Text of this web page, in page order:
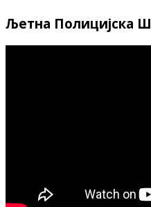
Љетна Полицијска